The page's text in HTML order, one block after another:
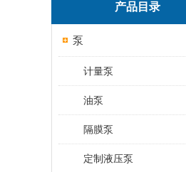
产品目录
泵
计量泵
油泵
隔膜泵
定制液压泵